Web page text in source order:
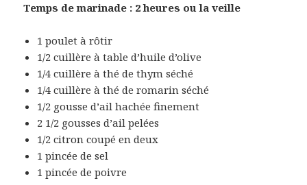
Temps de marinade : 2 heures ou la veille
1 poulet à rôtir
1/2 cuillère à table d’huile d’olive
1/4 cuillère à thé de thym séché
1/4 cuillère à thé de romarin séché
1/2 gousse d’ail hachée finement
2 1/2 gousses d’ail pelées
1/2 citron coupé en deux
1 pincée de sel
1 pincée de poivre